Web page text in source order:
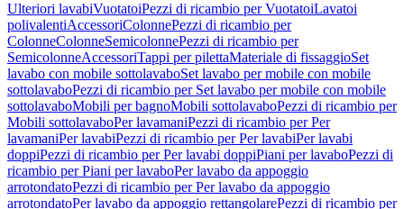
Ulteriori lavabiVuotatoiPezzi di ricambio per VuotatoiLavatoi
polivalentiAccessoriColonnePezzi di ricambio per
ColonneColonneSemicolonnePezzi di ricambio per
SemicolonneAccessoriTappi per pilettaMateriale di fissaggioSet
lavabo con mobile sottolavaboSet lavabo per mobile con mobile
sottolavaboPezzi di ricambio per Set lavabo per mobile con mobile
sottolavaboMobili per bagnoMobili sottolavaboPezzi di ricambio per
Mobili sottolavaboPer lavamaniPezzi di ricambio per Per
lavamaniPer lavabiPezzi di ricambio per Per lavabiPer lavabi
doppiPezzi di ricambio per Per lavabi doppiPiani per lavaboPezzi di
ricambio per Piani per lavaboPer lavabo da appoggio
arrotondatoPezzi di ricambio per Per lavabo da appoggio
arrotondatoPer lavabo da appoggio rettangolarePezzi di ricambio per